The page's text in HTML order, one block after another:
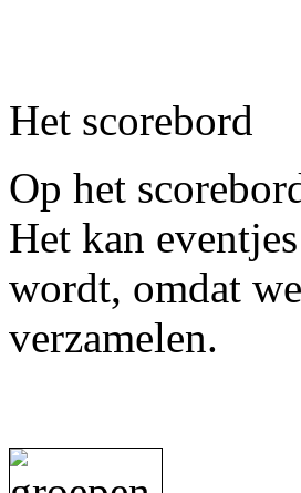
Het scorebord
Op het
Het kan
wordt, omdat
verzamelen.